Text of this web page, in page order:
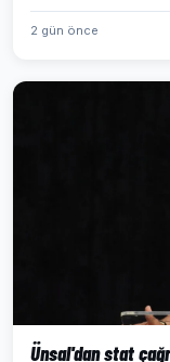
2 gün önce
Ünsal'dan stat